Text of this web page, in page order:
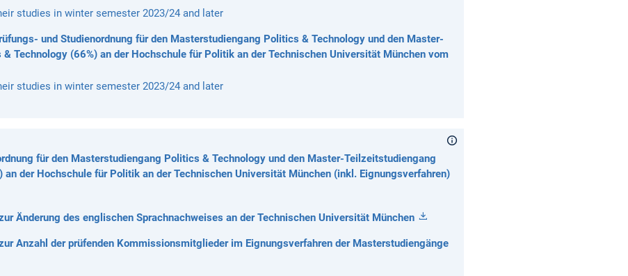
studies in winter semester 2023/24 and later
und Studienordnung für den Masterstudiengang Politics & Technology und den Master-
Technology (66%) an der Hochschule für Politik an der Technischen Universität München vom
studies in winter semester 2023/24 and later
für den Masterstudiengang Politics & Technology und den Master-Teilzeitstudiengang
an der Hochschule für Politik an der Technischen Universität München (inkl. Eignungsverfahren)
Änderung des englischen Sprachnachweises an der Technischen Universität München
Anzahl der prüfenden Kommissionsmitglieder im Eignungsverfahren der Masterstudiengänge